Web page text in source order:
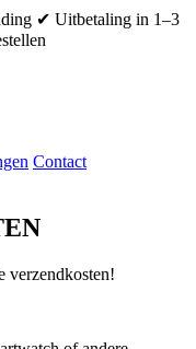
✔ Uitbetaling in 1–3
Contact
verzendkosten!